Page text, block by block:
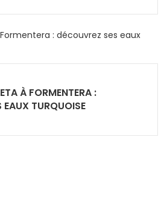
À FORMENTERA :
EAUX TURQUOISE